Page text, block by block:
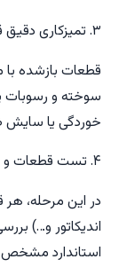
۳. تمیزکاری دقیق قطعات
قطعات بازشده
سوخته و رسوبات
خوردگی یا
۴. تست قطعات و اندازه‌گیری دقیق
در این مرحله، هر
اندیکاتور و…)
استاندارد